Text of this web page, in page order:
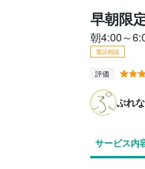
早朝限
朝4:00～
電話相談
評価
ぷれな
サービス内